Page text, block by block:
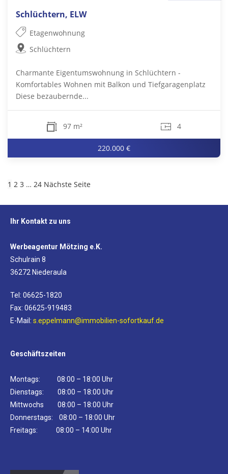
Schlüchtern, ELW
Etagenwohnung
Schlüchtern
Charmante Eigentumswohnung in Schlüchtern -
Komfortables Wohnen mit Balkon und Tiefgaragenplatz
Diese bezaubernde...
97 m² 4
220.000 €
1 2 3 … 24 Nächste Seite
Ihr Kontakt zu uns
Werbeagentur Mötzing e.K.
Schulrain 8
36272 Niederaula
Tel: 06625-1820
Fax: 06625-919483
E-Mail: s.eppelmann@immobilien-sofortkauf.de
Geschäftszeiten
Montags: 08:00 – 18:00 Uhr
Dienstags: 08:00 – 18:00 Uhr
Mittwochs 08:00 – 18:00 Uhr
Donnerstags: 08:00 – 18:00 Uhr
Freitags: 08:00 – 14:00 Uhr